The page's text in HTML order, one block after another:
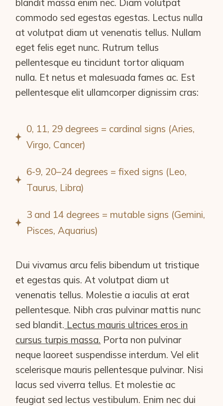
commodo sed egestas egestas. Lectus nulla
at volutpat diam ut venenatis tellus. Nullam
eget felis eget nunc. Rutrum tellus
pellentesque eu tincidunt tortor aliquam
nulla. Et netus et malesuada fames ac. Est
pellentesque elit ullamcorper dignissim cras:
0, 11, 29 degrees = cardinal signs (Aries,
Virgo, Cancer)
6-9, 20–24 degrees = fixed signs (Leo,
Taurus, Libra)
3 and 14 degrees = mutable signs (Gemini,
Pisces, Aquarius)
Dui vivamus arcu felis bibendum ut tristique
et egestas quis. At volutpat diam ut
venenatis tellus. Molestie a iaculis at erat
pellentesque. Nibh cras pulvinar mattis nunc
sed blandit. Lectus mauris ultrices eros in
cursus turpis massa. Porta non pulvinar
neque laoreet suspendisse interdum. Vel elit
scelerisque mauris pellentesque pulvinar. Nisi
lacus sed viverra tellus. Et molestie ac
feugiat sed lectus vestibulum. Enim nec dui